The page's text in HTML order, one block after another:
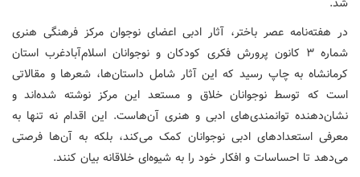
در هفته‌نامه عصر باختر، آثار ادبی اعضای نوجوان مرکز فرهنگی هنری
شماره ۳ کانون پرورش فکری کودکان و نوجوانان اسلام‌آبادغرب استان
کرمانشاه به چاپ رسید که این آثار شامل داستان‌ها، شعرها و مقالاتی
است که توسط نوجوانان خلاق و مستعد این مرکز نوشته شده‌اند و
نشان‌دهنده توانمندی‌های ادبی و هنری آن‌هاست. این اقدام نه تنها به
معرفی استعدادهای ادبی نوجوانان کمک می‌کند، بلکه به آن‌ها فرصتی
می‌دهد تا احساسات و افکار خود را به شیوه‌ای خلاقانه بیان کنند.